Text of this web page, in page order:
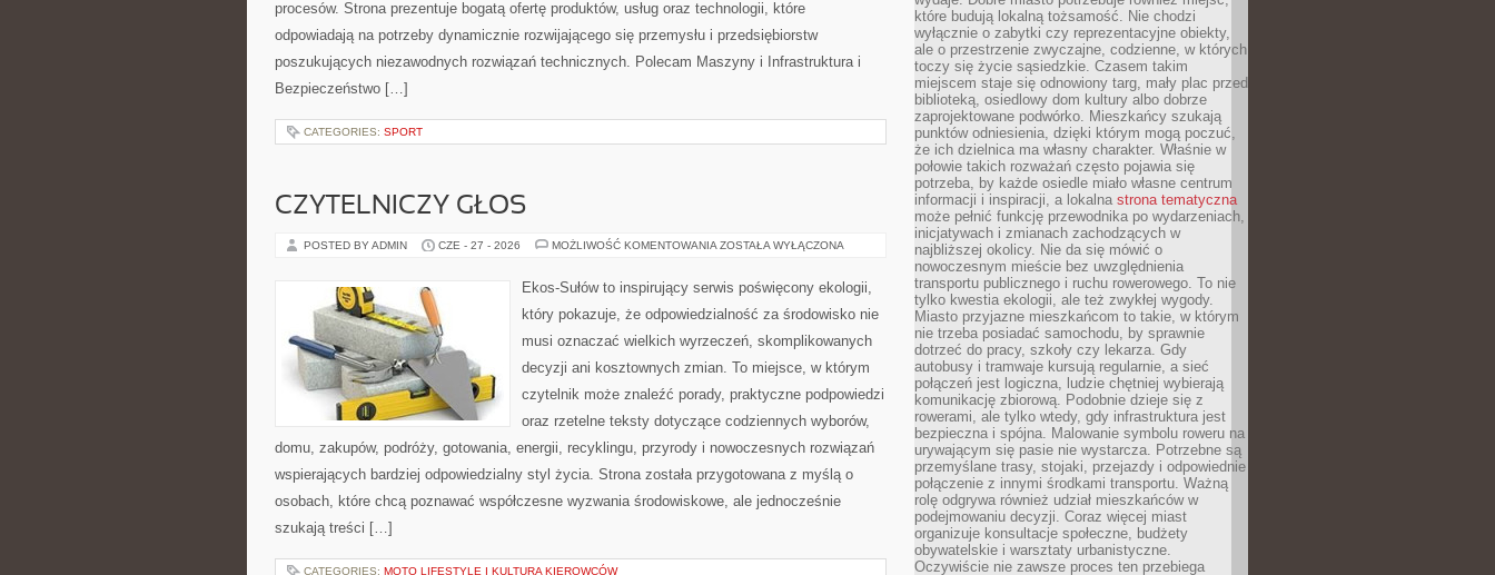
procesów. Strona prezentuje bogatą ofertę produktów, usług oraz technologii, które
odpowiadają na potrzeby dynamicznie rozwijającego się przemysłu i przedsiębiorstw
poszukujących niezawodnych rozwiązań technicznych. Polecam Maszyny i Infrastruktura i
Bezpieczeństwo […]
CATEGORIES: SPORT
CZYTELNICZY GŁOS
POSTED BY ADMIN CZE - 27 - 2026 MOŻLIWOŚĆ KOMENTOWANIA CZYTELNICZY
ZOSTAŁA WYŁĄCZONA
Ekos-Sułów to inspirujący serwis poświęcony ekologii,
który pokazuje, że odpowiedzialność za środowisko nie
musi oznaczać wielkich wyrzeczeń, skomplikowanych
decyzji ani kosztownych zmian. To miejsce, w którym
czytelnik może znaleźć porady, praktyczne podpowiedzi
oraz rzetelne teksty dotyczące codziennych wyborów,
domu, zakupów, podróży, gotowania, energii, recyklingu, przyrody i nowoczesnych rozwiązań
wspierających bardziej odpowiedzialny styl życia. Strona została przygotowana z myślą o
osobach, które chcą poznawać współczesne wyzwania środowiskowe, ale jednocześnie
szukają treści […]
CATEGORIES: MOTO LIFESTYLE I KULTURA KIEROWCÓW
które budują lokalną tożsamość. Nie chodzi
wyłącznie o zabytki czy reprezentacyjne obiekty,
ale o przestrzenie zwyczajne, codzienne, w których
toczy się życie sąsiedzkie. Czasem takim
miejscem staje się odnowiony targ, mały plac przed
biblioteką, osiedlowy dom kultury albo dobrze
zaprojektowane podwórko. Mieszkańcy szukają
punktów odniesienia, dzięki którym mogą poczuć,
że ich dzielnica ma własny charakter. Właśnie w
połowie takich rozważań często pojawia się
potrzeba, by każde osiedle miało własne centrum
informacji i inspiracji, a lokalna strona tematyczna
może pełnić funkcję przewodnika po wydarzeniach,
inicjatywach i zmianach zachodzących w
najbliższej okolicy. Nie da się mówić o
nowoczesnym mieście bez uwzględnienia
transportu publicznego i ruchu rowerowego. To nie
tylko kwestia ekologii, ale też zwykłej wygody.
Miasto przyjazne mieszkańcom to takie, w którym
nie trzeba posiadać samochodu, by sprawnie
dotrzeć do pracy, szkoły czy lekarza. Gdy
autobusy i tramwaje kursują regularnie, a sieć
połączeń jest logiczna, ludzie chętniej wybierają
komunikację zbiorową. Podobnie dzieje się z
rowerami, ale tylko wtedy, gdy infrastruktura jest
bezpieczna i spójna. Malowanie symbolu roweru na
urywającym się pasie nie wystarcza. Potrzebne są
przemyślane trasy, stojaki, przejazdy i odpowiednie
połączenie z innymi środkami transportu. Ważną
rolę odgrywa również udział mieszkańców w
podejmowaniu decyzji. Coraz więcej miast
organizuje konsultacje społeczne, budżety
obywatelskie i warsztaty urbanistyczne.
Oczywiście nie zawsze proces ten przebiega